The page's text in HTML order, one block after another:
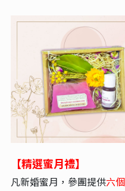
【精選蜜月禮】
凡新婚蜜月，參團提供六